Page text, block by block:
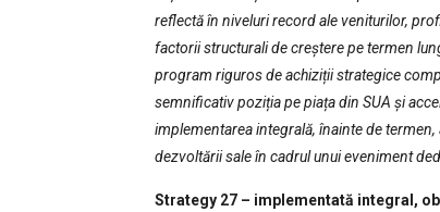
reflectă în niveluri record ale veniturilor,
factorii structurali de creștere pe termen
program riguros de achiziții strategice
semnificativ poziția pe piața din SUA și
implementarea integrală, înainte de
dezvoltării sale în cadrul unui eveniment
Strategy 27 – implementată integral,